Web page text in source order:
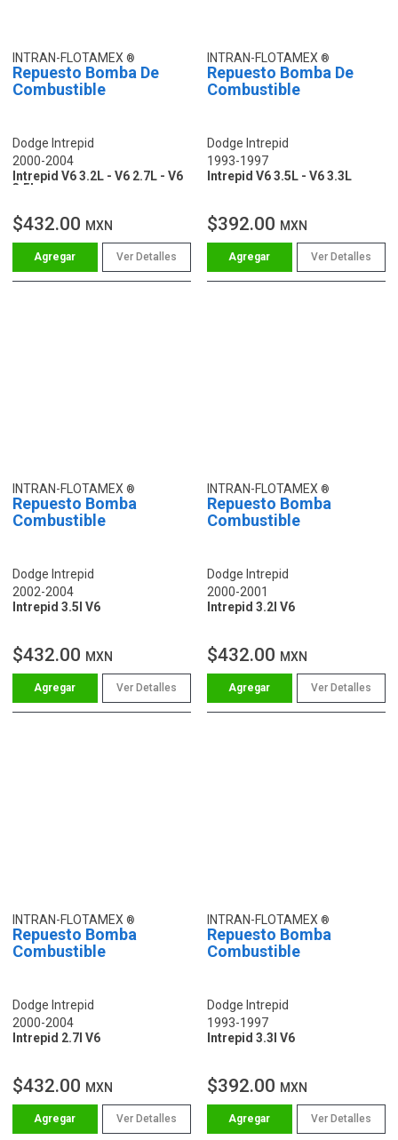
INTRAN-FLOTAMEX
Repuesto Bomba De
Combustible
Dodge Intrepid
2000-2004
Intrepid V6 3.2L - V6 2.7L - V6
3.5L
$432.00 MXN
Ver Detalles
INTRAN-FLOTAMEX
Repuesto Bomba De
Combustible
Dodge Intrepid
1993-1997
Intrepid V6 3.5L - V6 3.3L
$392.00 MXN
Ver Detalles
INTRAN-FLOTAMEX
Repuesto Bomba
Combustible
Dodge Intrepid
2002-2004
Intrepid 3.5l V6
$432.00 MXN
Ver Detalles
INTRAN-FLOTAMEX
Repuesto Bomba
Combustible
Dodge Intrepid
2000-2001
Intrepid 3.2l V6
$432.00 MXN
Ver Detalles
INTRAN-FLOTAMEX
Repuesto Bomba
Combustible
Dodge Intrepid
2000-2004
Intrepid 2.7l V6
$432.00 MXN
Ver Detalles
INTRAN-FLOTAMEX
Repuesto Bomba
Combustible
Dodge Intrepid
1993-1997
Intrepid 3.3l V6
$392.00 MXN
Ver Detalles